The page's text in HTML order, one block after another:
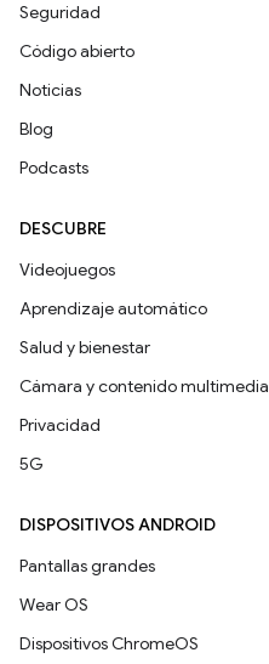
Seguridad
Código abierto
Noticias
Blog
Podcasts
DESCUBRE
Videojuegos
Aprendizaje automático
Salud y bienestar
Cámara y contenido multimedia
Privacidad
5G
DISPOSITIVOS ANDROID
Pantallas grandes
Wear OS
Dispositivos ChromeOS